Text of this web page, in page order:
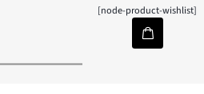
[node-product-wishlist]